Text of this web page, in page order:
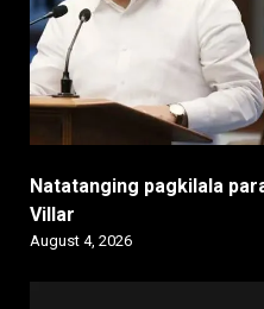
Natatanging pagkilala
Villar
August 4, 2026